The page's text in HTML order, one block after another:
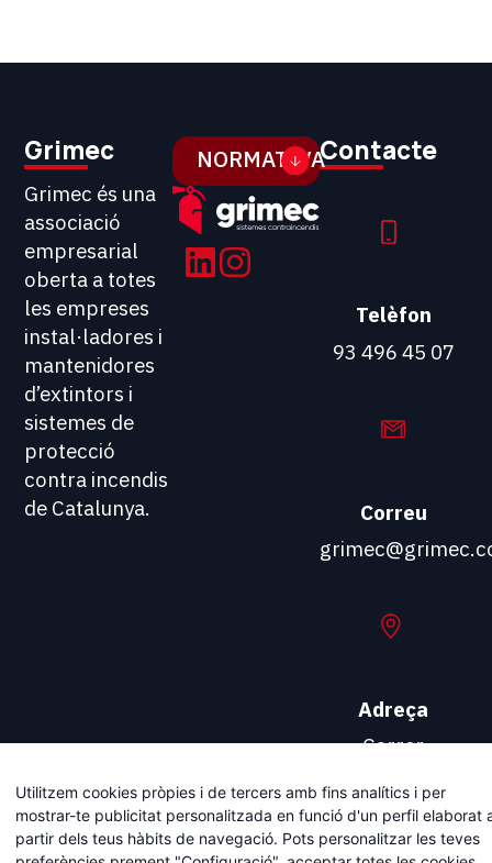
Grimec
Grimec és una
associació
empresarial
oberta a totes
les empreses
instal·ladores i
mantenidores
d’extintors i
sistemes de
protecció
contra incendis
de Catalunya.
Contacte
Telèfon
93 496 45 07
Correu
Adreça
Carrer
08015
BARCELONA
NORMATIVA
Utilitzem cookies pròpies i de tercers amb fins analítics i per
mostrar-te publicitat personalitzada en funció d'un perfil elaborat
partir dels teus hàbits de navegació. Pots personalitzar les teves